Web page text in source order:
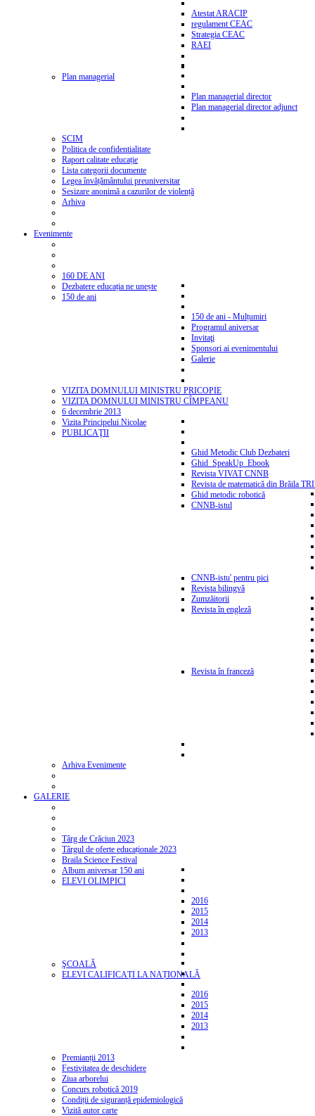
Atestat ARACIP
regulament CEAC
Strategia CEAC
RAEI
Plan managerial
Plan managerial director
Plan managerial director adjunct
SCIM
Politica de confidentialitate
Raport calitate educație
Lista categorii documente
Legea învățământului preuniversitar
Sesizare anonimă a cazurilor de violență
Arhiva
Evenimente
160 DE ANI
Dezbatere educația ne unește
150 de ani
150 de ani - Mulțumiri
Programul aniversar
Invitaţi
Sponsori ai evenimentului
Galerie
VIZITA DOMNULUI MINISTRU PRICOPIE
VIZITA DOMNULUI MINISTRU CÎMPEANU
6 decembrie 2013
Vizita Principelui Nicolae
PUBLICAŢII
Ghid Metodic Club Dezbateri
Ghid_SpeakUp_Ebook
Revista VIVAT CNNB
Revista de matematică din Brăila
Ghid metodic robotică
CNNB-istul
CNNB-istu' pentru pici
Revista bilingvă
Zumzăitorii
Revista în engleză
Revista în franceză
Arhiva Evenimente
GALERIE
Târg de Crăciun 2023
Târgul de oferte educaționale 2023
Braila Science Festival
Album aniversar 150 ani
ELEVI OLIMPICI
2016
2015
2014
2013
ŞCOALĂ
ELEVI CALIFICAȚI LA NAȚIONALĂ
2016
2015
2014
2013
Premianții 2013
Festivitatea de deschidere
Ziua arborelui
Concurs robotică 2019
Condiții de siguranță epidemiologică
Vizită autor carte